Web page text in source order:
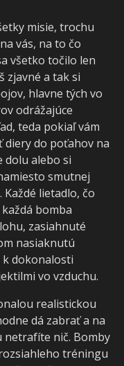
misie, trochu
vás, na to čo
všetko točilo len
zjavné a tak si
hlavne tých vo
odrážajúce
teda pokiaľ vám
diery do poťahov na
dolu alebo si
smutnej
lietadlo, čo
bomba
zasiahnuté
nasiaknutú
k dokonalosti
vo vzduchu.
realistickou
dá zabrať a na
netrafíte nič. Bomby
tréningu